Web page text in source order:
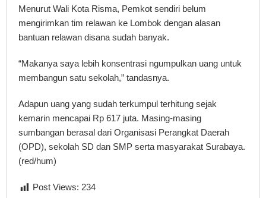
Menurut Wali Kota Risma, Pemkot sendiri belum
mengirimkan tim relawan ke Lombok dengan alasan
bantuan relawan disana sudah banyak.
“Makanya saya lebih konsentrasi ngumpulkan uang untuk
membangun satu sekolah,” tandasnya.
Adapun uang yang sudah terkumpul terhitung sejak
kemarin mencapai Rp 617 juta. Masing-masing
sumbangan berasal dari Organisasi Perangkat Daerah
(OPD), sekolah SD dan SMP serta masyarakat Surabaya.
(red/hum)
Post Views: 234